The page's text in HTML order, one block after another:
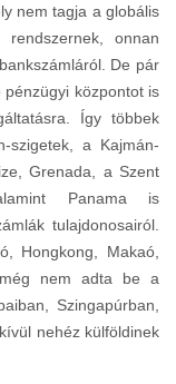
nem tagja a globális
onnan
De pár
központot is
Így többek
szigetek, a Kajmán-
Grenada, a Szent
Panama is
tulajdonosairól.
Hongkong, Makaó,
nem adta be a
Szingapúrban,
nehéz külföldinek